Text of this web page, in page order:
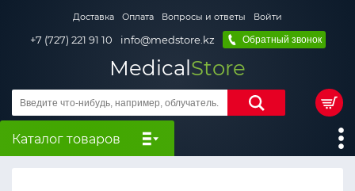
Доставка Оплата Вопросы и ответы Войти
+7 (727) 221 91 10 info@medstore.kz Обратный звонок
MedicalStore
Каталог товаров